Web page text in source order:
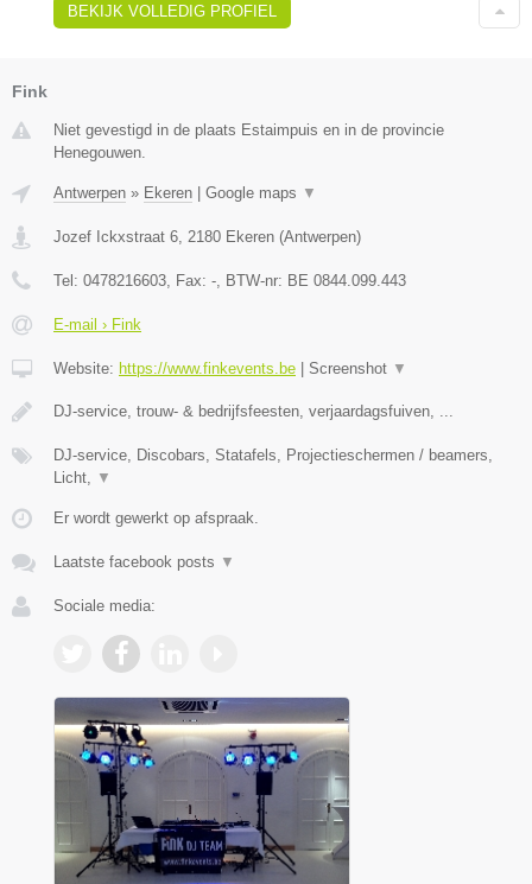
BEKIJK VOLLEDIG PROFIEL
Fink
Niet gevestigd in de plaats Estaimpuis en in de provincie
Henegouwen.
Antwerpen » Ekeren Google maps ▼
Jozef Ickxstraat 6 2180 Ekeren (Antwerpen)
Tel: 0478216603 , Fax: - , BTW-nr: BE 0844.099.443
E-mail › Fink
Website: https://www.finkevents.be Screenshot ▼
DJ-service, trouw- & bedrijfsfeesten, verjaardagsfuiven, ...
DJ-service, Discobars, Statafels, Projectieschermen / beamers,
Licht,
▼
Er wordt gewerkt op afspraak.
Laatste facebook posts ▼
Sociale media: